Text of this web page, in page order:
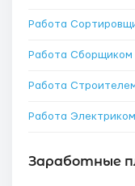
Работа
Работа
Работа
Работа
Заработные